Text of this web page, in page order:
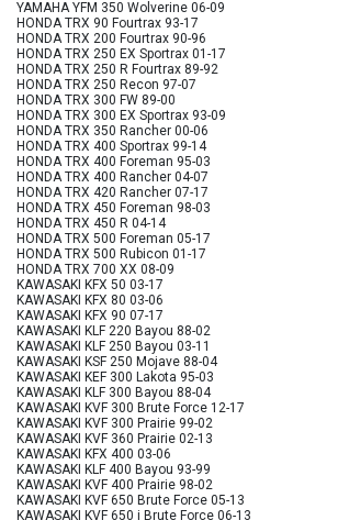
YAMAHA YFM 350 Wolverine 06-09
HONDA TRX 90 Fourtrax 93-17
HONDA TRX 200 Fourtrax 90-96
HONDA TRX 250 EX Sportrax 01-17
HONDA TRX 250 R Fourtrax 89-92
HONDA TRX 250 Recon 97-07
HONDA TRX 300 FW 89-00
HONDA TRX 300 EX Sportrax 93-09
HONDA TRX 350 Rancher 00-06
HONDA TRX 400 Sportrax 99-14
HONDA TRX 400 Foreman 95-03
HONDA TRX 400 Rancher 04-07
HONDA TRX 420 Rancher 07-17
HONDA TRX 450 Foreman 98-03
HONDA TRX 450 R 04-14
HONDA TRX 500 Foreman 05-17
HONDA TRX 500 Rubicon 01-17
HONDA TRX 700 XX 08-09
KAWASAKI KFX 50 03-17
KAWASAKI KFX 80 03-06
KAWASAKI KFX 90 07-17
KAWASAKI KLF 220 Bayou 88-02
KAWASAKI KLF 250 Bayou 03-11
KAWASAKI KSF 250 Mojave 88-04
KAWASAKI KEF 300 Lakota 95-03
KAWASAKI KLF 300 Bayou 88-04
KAWASAKI KVF 300 Brute Force 12-17
KAWASAKI KVF 300 Prairie 99-02
KAWASAKI KVF 360 Prairie 02-13
KAWASAKI KFX 400 03-06
KAWASAKI KLF 400 Bayou 93-99
KAWASAKI KVF 400 Prairie 98-02
KAWASAKI KVF 650 Brute Force 05-13
KAWASAKI KVF 650 i Brute Force 06-13